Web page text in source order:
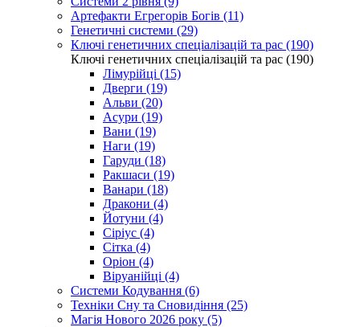
Артефакти Егрегорів Богів (11)
Генетичні системи (29)
Ключі генетичних спеціалізацій та рас (190)
Ключі генетичних спеціалізацій та рас (190)
Лімурійці (15)
Дверги (19)
Альви (20)
Асури (19)
Вани (19)
Наги (19)
Гаруди (18)
Ракшаси (19)
Ванари (18)
Дракони (4)
Йотуни (4)
Сіріус (4)
Сітка (4)
Оріон (4)
Віруанійці (4)
Системи Кодування (6)
Техніки Сну та Сновидіння (25)
Магія Нового 2026 року (5)